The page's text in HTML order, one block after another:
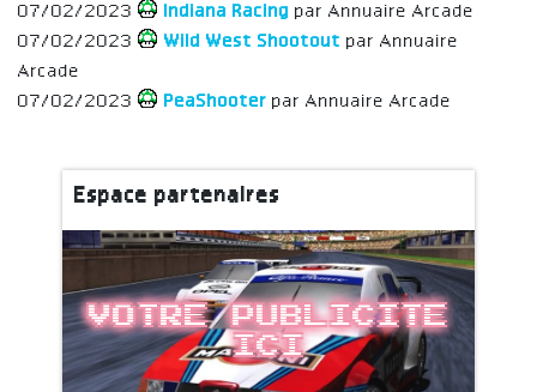
07/02/2023 Indiana Racing par Annuaire Arcade
07/02/2023
Wild West Shootout par Annuaire
Arcade
07/02/2023
PeaShooter par Annuaire Arcade
Espace partenaires
Votre publicite
ici